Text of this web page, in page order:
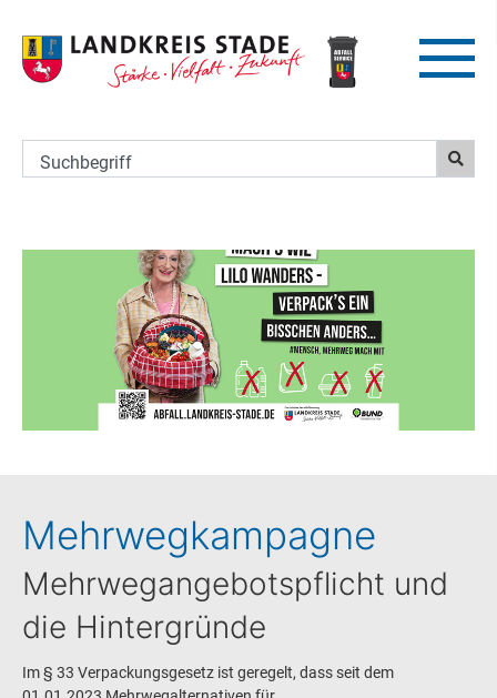
Suchbegriff
Mehrwegkampagne
Mehrwegangebotspflicht und
die Hintergründe
Im § 33 Verpackungsgesetz ist geregelt, dass seit dem